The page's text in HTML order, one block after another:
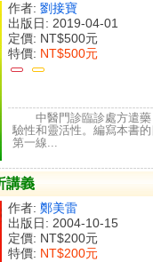
作者: 劉接寶
出版日: 2019-04-01
定價: NT$500元
特價: NT$500元
中醫門診臨診處方遣
驗性和靈活性。編寫本書
第一線...
講義
作者: 鄭美雷
出版日: 2004-10-15
定價: NT$200元
特價: NT$200元